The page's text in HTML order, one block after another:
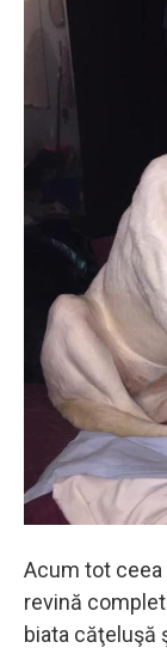
Acum tot
revină
biata căţeluşă